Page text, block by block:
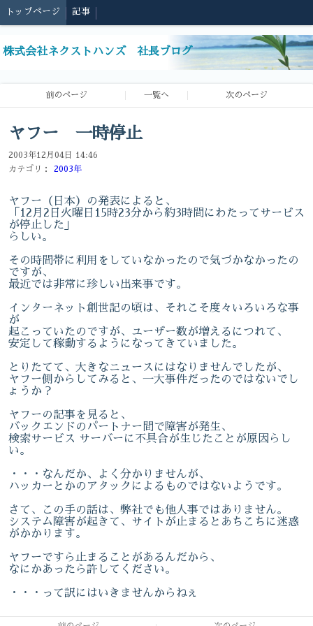
トップページ 記事
株式会社ネクストハンズ 社長ブログ
前のページ 一覧へ 次のページ
ヤフー 一時停止
2003年12月04日 14:46
カテゴリ：
2003年
ヤフー（日本）の発表によると、
「12月2日火曜日15時23分から約3時間にわたってサービス
が停止した」
らしい。
その時間帯に利用をしていなかったので気づかなかったの
ですが、
最近では非常に珍しい出来事です。
インターネット創世記の頃は、それこそ度々いろいろな事
が
起こっていたのですが、ユーザー数が増えるにつれて、
安定して稼動するようになってきていました。
とりたてて、大きなニュースにはなりませんでしたが、
ヤフー側からしてみると、一大事件だったのではないでし
ょうか？
ヤフーの記事を見ると、
バックエンドのパートナー間で障害が発生、
検索サービス サーバーに不具合が生じたことが原因らし
い。
・・・なんだか、よく分かりませんが、
ハッカーとかのアタックによるものではないようです。
さて、この手の話は、弊社でも他人事ではありません。
システム障害が起きて、サイトが止まるとあちこちに迷惑
がかかります。
ヤフーですら止まることがあるんだから、
なにかあったら許してください。
・・・って訳にはいきませんからねぇ